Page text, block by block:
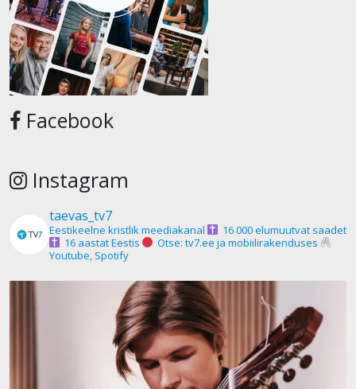
Facebook
Instagram
taevas_tv7
Eestikeelne kristlik meediakanal
16 000 elumuutvat saadet
16 aastat Eestis
Otse: tv7.ee ja mobiilirakenduses
Youtube, Spotify